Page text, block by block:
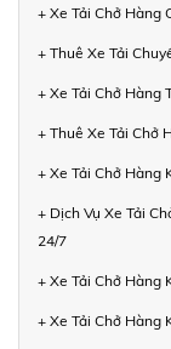
+ Xe Tải Chở Hàng
+ Thuê Xe Tải
+ Xe Tải Chở Hàng
+ Thuê Xe Tải Chở
+ Xe Tải Chở Hàng
+ Dịch Vụ Xe Tải
24/7
+ Xe Tải Chở Hàng
+ Xe Tải Chở Hàng